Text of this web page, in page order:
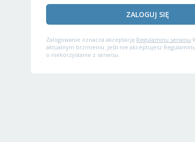
ZALOGUJ SIĘ
Zalogowanie oznacza akceptację Regulaminu serwisu
aktualnym brzmieniu. Jeśli nie akceptujesz
o niekorzystanie z serwisu.